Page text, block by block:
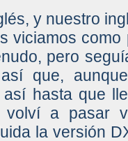
y nuestro
viciamos
pero
que,
así hasta que
a pasar
la versión